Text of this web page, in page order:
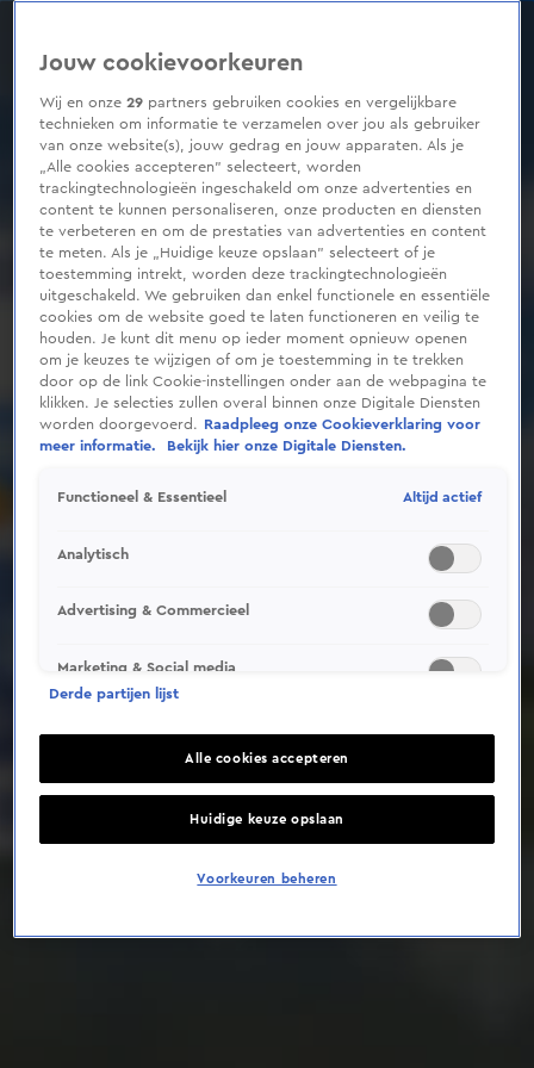
0
seconds
Deze video is niet beschikbaar op je huidige locatie
Jouw cookievoorkeuren
Wij en onze29 partners gebruiken cookies en vergelijkbare
technieken om informatie te verzamelen over jou als gebruiker
van onze website(s), jouw gedrag en jouw apparaten. Als je
„Alle cookies accepteren” selecteert, worden
trackingtechnologieën ingeschakeld om onze advertenties en
content te kunnen personaliseren, onze producten en diensten
te verbeteren en om de prestaties van advertenties en content
te meten. Als je „Huidige keuze opslaan” selecteert of je
toestemming intrekt, worden deze trackingtechnologieën
uitgeschakeld. We gebruiken dan enkel functionele en essentiële
cookies om de website goed te laten functioneren en veilig te
houden. Je kunt dit menu op ieder moment opnieuw openen
om je keuzes te wijzigen of om je toestemming in te trekken
door op de link Cookie-instellingen onder aan de webpagina te
klikken. Je selecties zullen overal binnen onze Digitale Diensten
worden doorgevoerd.
Raadpleeg onze Cookieverklaring voor
meer informatie.
Bekijk hier onze Digitale Diensten.
Functioneel & Essentieel Altijd actief
Analytisch
Advertising & Commercieel
Marketing & Social media
Derde partijen lijst
Alle cookies accepteren
Huidige keuze opslaan
Voorkeuren beheren